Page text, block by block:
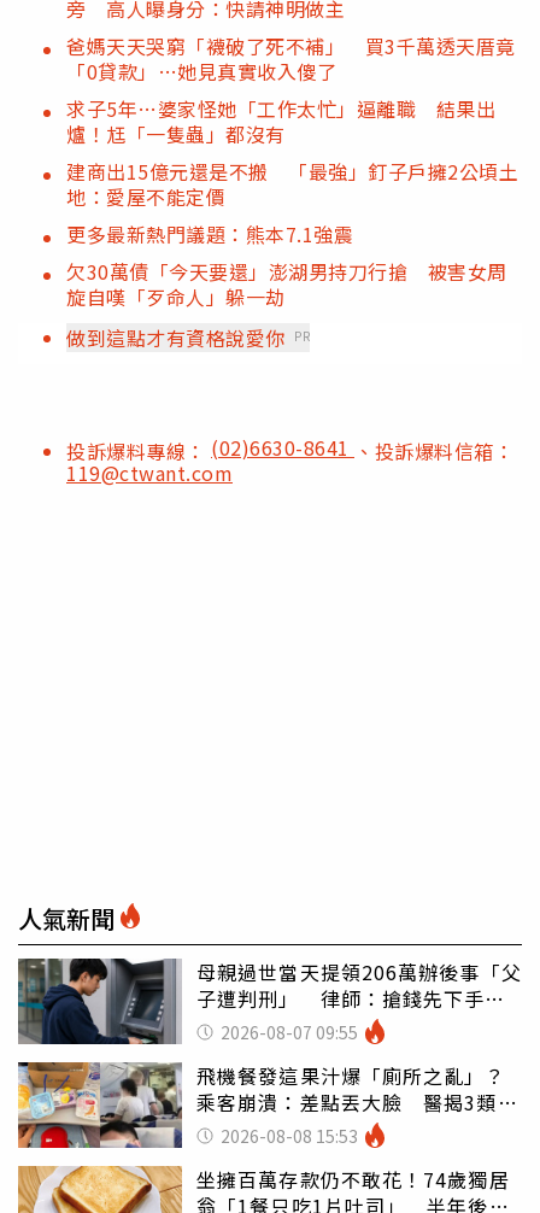
旁 高人曝身分：快請神明做主
爸媽天天哭窮「襪破了死不補」 買3千萬透天厝竟
「0貸款」…她見真實收入傻了
求子5年…婆家怪她「工作太忙」逼離職 結果出
爐！尪「一隻蟲」都沒有
建商出15億元還是不搬 「最強」釘子戶擁2公頃土
地：愛屋不能定價
更多最新熱門議題：熊本7.1強震
欠30萬債「今天要還」澎湖男持刀行搶 被害女周
旋自嘆「歹命人」躲一劫
做到這點才有資格說愛你 PR
投訴爆料專線： (02)6630-8641 、投訴爆料信箱：
119@ctwant.com
人氣新聞
母親過世當天提領206萬辦後事「父
子遭判刑」 律師：搶錢先下手是
罪 2026-08-07 09:55
飛機餐發這果汁爆「廁所之亂」？
乘客崩潰：差點丟大臉 醫揭3類人
別亂喝
2026-08-08 15:53
坐擁百萬存款仍不敢花！74歲獨居
翁「1餐只吃1片吐司」 半年後暴